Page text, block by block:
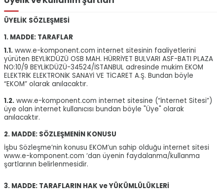
ÜYELİK SÖZLEŞMESİ
1. MADDE: TARAFLAR
1.1. www.e-komponent.com internet sitesinin faaliyetlerini
yürüten BEYLİKDÜZÜ OSB MAH. HÜRRİYET BULVARI ASF-BATI PLAZA
NO:10/9 BEYLİKDÜZÜ-34524/İSTANBUL adresinde mukim EKOM
ELEKTRİK ELEKTRONİK SANAYİ VE TİCARET A.Ş. Bundan böyle
“EKOM” olarak anılacaktır.
1.2. www.e-komponent.com internet sitesine (“İnternet Sitesi”)
üye olan internet kullanıcısı bundan böyle "Üye" olarak
anılacaktır.
2. MADDE: SÖZLEŞMENİN KONUSU
İşbu Sözleşme’nin konusu EKOM’un sahip olduğu internet sitesi
www.e-komponent.com ‘dan üyenin faydalanma/kullanma
şartlarının belirlenmesidir.
3. MADDE: TARAFLARIN HAK ve YÜKÜMLÜLÜKLERİ